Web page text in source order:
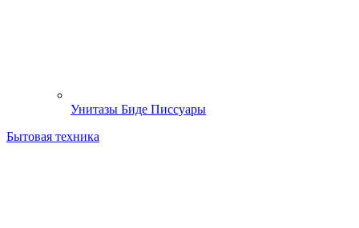
Унитазы Биде Писсуары
Бытовая техника